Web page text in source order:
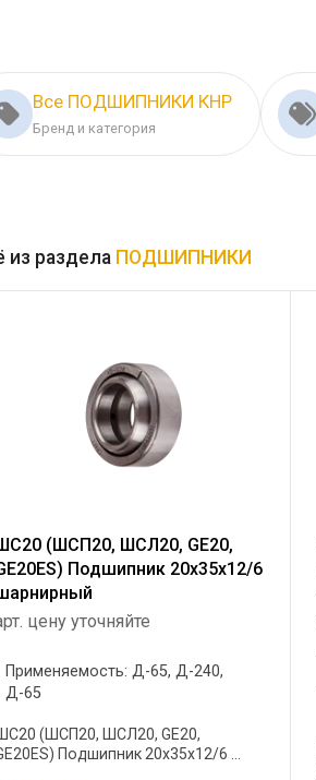
Все ПОДШИПНИКИ КНР
Бренд и категория
из раздела ПОДШИПНИКИ
(ШСП20, ШСЛ20, GE20,
Подшипник 20х35х12/6
цену уточняйте
Применяемость: Д-65, Д-240,
Д-65
(ШСП20, ШСЛ20, GE20,
Подшипник 20х35х12/6 ...